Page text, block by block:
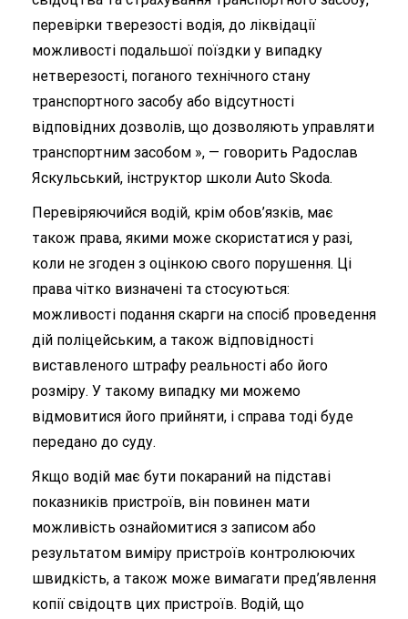
перевірки тверезості водія, до ліквідації
можливості подальшої поїздки у випадку
нетверезості, поганого технічного стану
транспортного засобу або відсутності
відповідних дозволів, що дозволяють управляти
транспортним засобом », — говорить Радослав
Яскульський, інструктор школи Auto Skoda.
Перевіряючийся водій, крім обов’язків, має
також права, якими може скористатися у разі,
коли не згоден з оцінкою свого порушення. Ці
права чітко визначені та стосуються:
можливості подання скарги на спосіб проведення
дій поліцейським, а також відповідності
виставленого штрафу реальності або його
розміру. У такому випадку ми можемо
відмовитися його прийняти, і справа тоді буде
передано до суду.
Якщо водій має бути покараний на підставі
показників пристроїв, він повинен мати
можливість ознайомитися з записом або
результатом виміру пристроїв контролюючих
швидкість, а також може вимагати пред’явлення
копії свідоцтв цих пристроїв. Водій, що